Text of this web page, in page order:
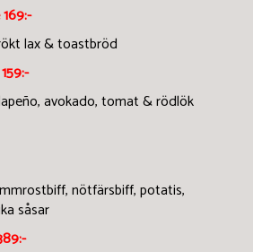
lax & toastbröd
avokado, tomat & rödlök
nötfärsbiff, potatis,
såsar